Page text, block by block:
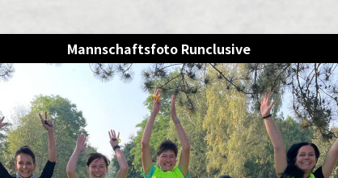
Mannschaftsfoto Runclusive